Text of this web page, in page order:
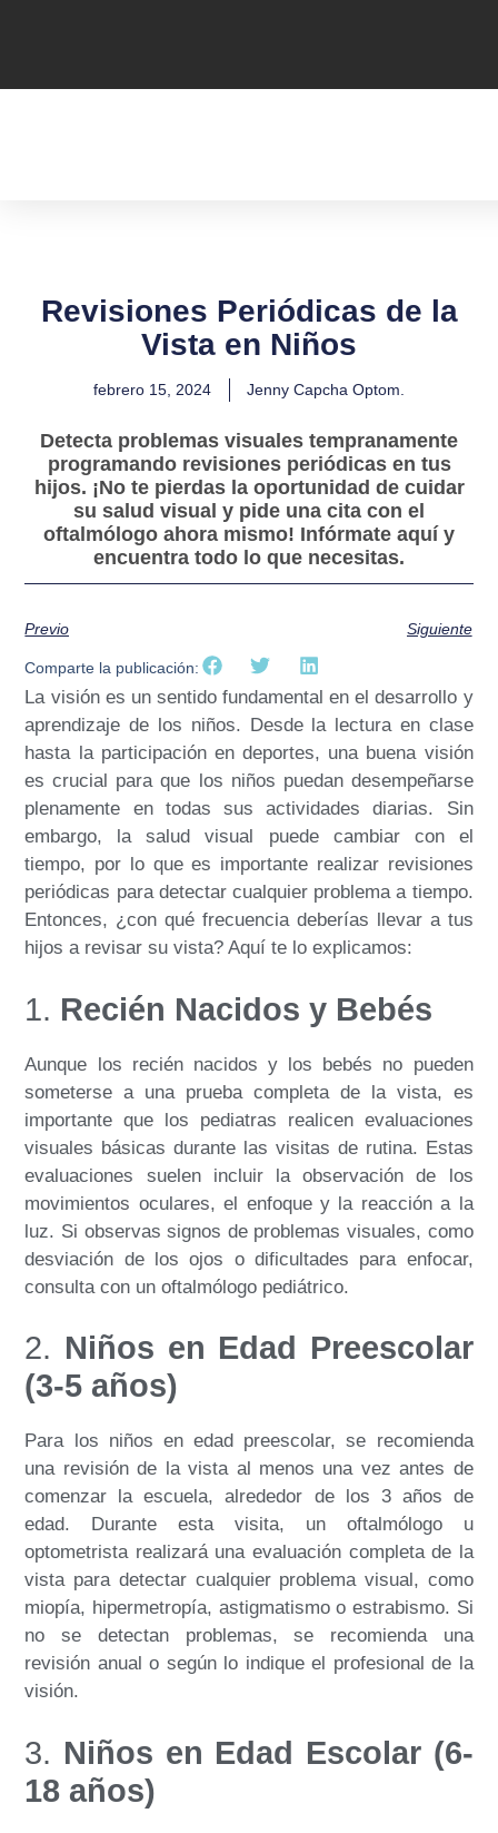
Revisiones Periódicas de la
Vista en Niños
febrero 15, 2024 Jenny Capcha Optom.
Detecta problemas visuales tempranamente
programando revisiones periódicas en tus
hijos. ¡No te pierdas la oportunidad de cuidar
su salud visual y pide una cita con el
oftalmólogo ahora mismo! Infórmate aquí y
encuentra todo lo que necesitas.
Previo Siguiente
Comparte la publicación:
La visión es un sentido fundamental en el desarrollo y
aprendizaje de los niños. Desde la lectura en clase
hasta la participación en deportes, una buena visión
es crucial para que los niños puedan desempeñarse
plenamente en todas sus actividades diarias. Sin
embargo, la salud visual puede cambiar con el
tiempo, por lo que es importante realizar revisiones
periódicas para detectar cualquier problema a tiempo.
Entonces, ¿con qué frecuencia deberías llevar a tus
hijos a revisar su vista? Aquí te lo explicamos:
1. Recién Nacidos y Bebés
Aunque los recién nacidos y los bebés no pueden
someterse a una prueba completa de la vista, es
importante que los pediatras realicen evaluaciones
visuales básicas durante las visitas de rutina. Estas
evaluaciones suelen incluir la observación de los
movimientos oculares, el enfoque y la reacción a la
luz. Si observas signos de problemas visuales, como
desviación de los ojos o dificultades para enfocar,
consulta con un oftalmólogo pediátrico.
2. Niños en Edad Preescolar
(3-5 años)
Para los niños en edad preescolar, se recomienda
una revisión de la vista al menos una vez antes de
comenzar la escuela, alrededor de los 3 años de
edad. Durante esta visita, un oftalmólogo u
optometrista realizará una evaluación completa de la
vista para detectar cualquier problema visual, como
miopía, hipermetropía, astigmatismo o estrabismo. Si
no se detectan problemas, se recomienda una
revisión anual o según lo indique el profesional de la
visión.
3. Niños en Edad Escolar (6-
18 años)